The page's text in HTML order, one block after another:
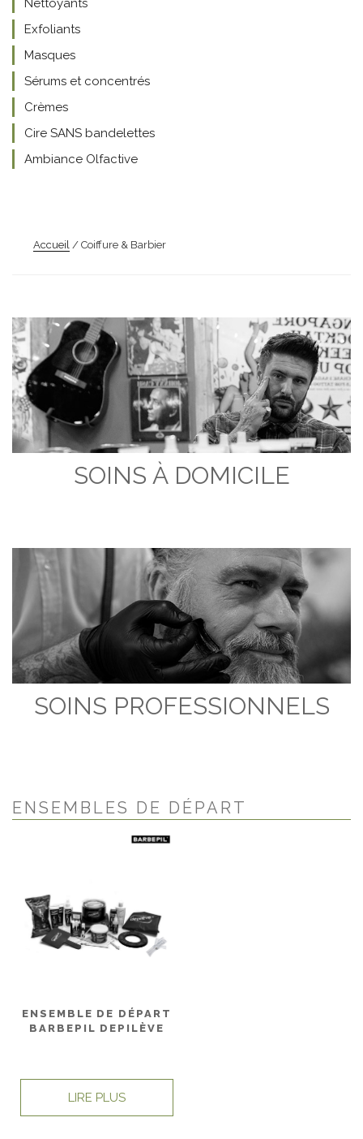
Accueil / Coiffure & Barbier
SOINS À DOMICILE
SOINS PROFESSIONNELS
ENSEMBLES DE DÉPART
ENSEMBLE DE DÉPART
BARBEPIL DEPILÈVE
LIRE PLUS
Nettoyants
Exfoliants
Masques
Sérums et concentrés
Crèmes
Cire SANS bandelettes
Ambiance Olfactive